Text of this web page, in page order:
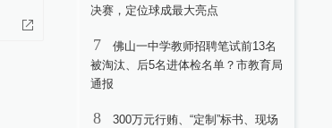
决赛，定位球成最大亮点
7
佛山一中学教师招聘笔试前13名
被淘汰、后5名进体检名单？市教育局
通报
8
300万元行贿、“定制”标书、现场